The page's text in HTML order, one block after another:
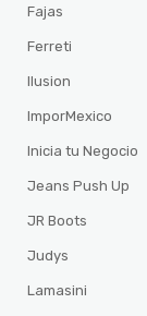
Fajas
Ferreti
Ilusion
ImporMexico
Inicia tu Negocio
Jeans Push Up
JR Boots
Judys
Lamasini